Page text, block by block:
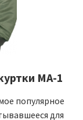
МА-1
популярное
для